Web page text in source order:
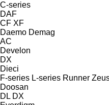
C-series
DAF
CF XF
Daemo Demag
AC
Develon
DX
Dieci
F-series L-series Runner
Doosan
DL DX